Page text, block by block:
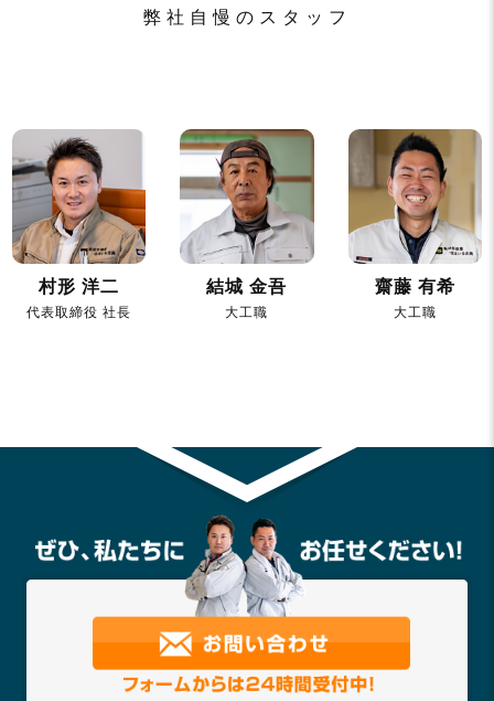
弊社自慢のスタッフ
村形 洋二
代表取締役 社長
結城 金吾
大工職
齋藤 有希
大工職